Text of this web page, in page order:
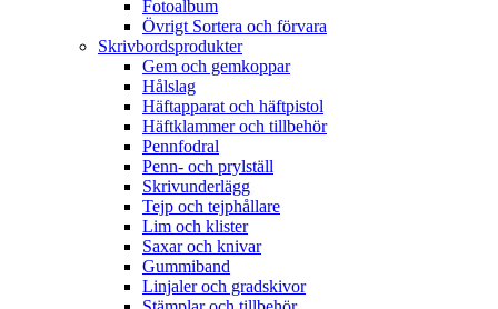
Fotoalbum
Övrigt Sortera och förvara
Skrivbordsprodukter
Gem och gemkoppar
Hålslag
Häftapparat och häftpistol
Häftklammer och tillbehör
Pennfodral
Penn- och prylställ
Skrivunderlägg
Tejp och tejphållare
Lim och klister
Saxar och knivar
Gummiband
Linjaler och gradskivor